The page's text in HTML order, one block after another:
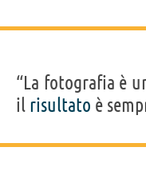
“La fotografia è
il risultato è